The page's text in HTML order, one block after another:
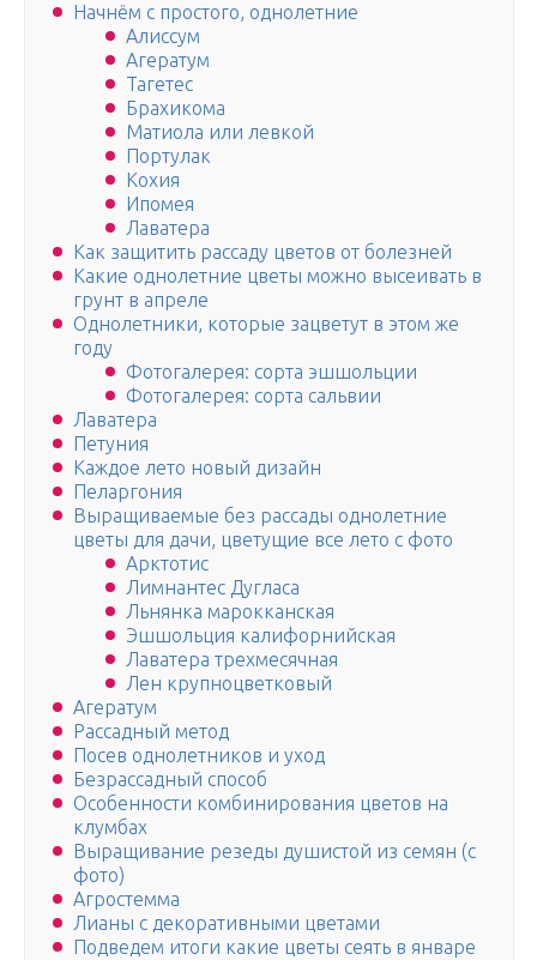
Начнём с простого, однолетние
Алиссум
Агератум
Тагетес
Брахикома
Матиола или левкой
Портулак
Кохия
Ипомея
Лаватера
Как защитить рассаду цветов от болезней
Какие однолетние цветы можно высеивать в
грунт в апреле
Однолетники, которые зацветут в этом же
году
Фотогалерея: сорта эшшольции
Фотогалерея: сорта сальвии
Лаватера
Петуния
Каждое лето новый дизайн
Пеларгония
Выращиваемые без рассады однолетние
цветы для дачи, цветущие все лето с фото
Арктотис
Лимнантес Дугласа
Льнянка марокканская
Эшшольция калифорнийская
Лаватера трехмесячная
Лен крупноцветковый
Агератум
Рассадный метод
Посев однолетников и уход
Безрассадный способ
Особенности комбинирования цветов на
клумбах
Выращивание резеды душистой из семян (с
фото)
Агростемма
Лианы с декоративными цветами
Подведем итоги какие цветы сеять в январе